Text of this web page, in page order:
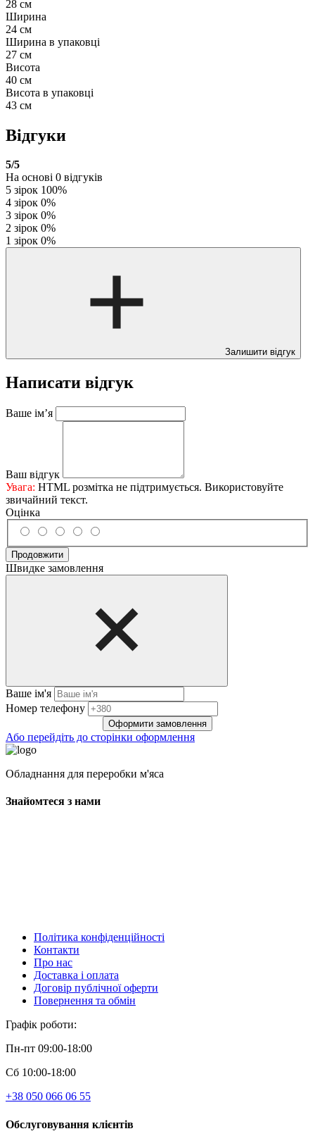
28 см
Ширина
24 см
Ширина в упаковці
27 см
Висота
40 см
Висота в упаковці
43 см
Відгуки
5/5
На основі 0 відгуків
5 зірок 100%
4 зірок 0%
3 зірок 0%
2 зірок 0%
1 зірок 0%
Залишити відгук
Написати відгук
Ваше ім’я
Ваш відгук
Увага: HTML розмітка не підтримується. Використовуйте
звичайний текст.
Оцінка
Продовжити
Швидке замовлення
Ваше ім'я
Нoмep тeлeфoнy
Оформити замовлення
Або перейдіть до сторінки оформлення
Обладнання для переробки м'яса
Знайомтеся з нами
Політика конфіденційності
Контакти
Про нас
Доставка і оплата
Договір публічної оферти
Повернення та обмін
Графік роботи:
Пн-пт 09:00-18:00
Сб 10:00-18:00
+38 050 066 06 55
Обслуговування клієнтів